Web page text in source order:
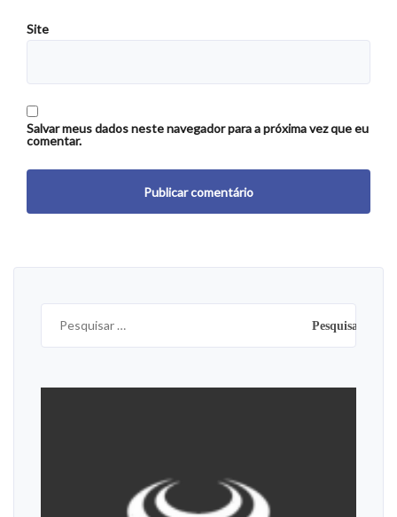
Site
Salvar meus dados neste navegador para a próxima vez que eu
comentar.
por: